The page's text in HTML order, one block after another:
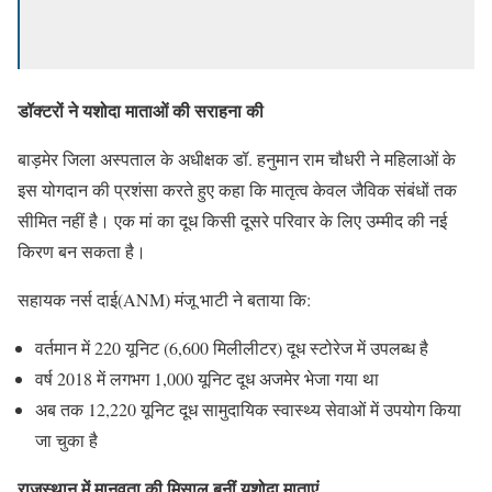
डॉक्टरों ने यशोदा माताओं की सराहना की
बाड़मेर जिला अस्पताल के अधीक्षक डॉ. हनुमान राम चौधरी ने महिलाओं के
इस योगदान की प्रशंसा करते हुए कहा कि मातृत्व केवल जैविक संबंधों तक
सीमित नहीं है। एक मां का दूध किसी दूसरे परिवार के लिए उम्मीद की नई
किरण बन सकता है।
सहायक नर्स दाई(ANM) मंजू भाटी ने बताया कि:
वर्तमान में 220 यूनिट (6,600 मिलीलीटर) दूध स्टोरेज में उपलब्ध है
वर्ष 2018 में लगभग 1,000 यूनिट दूध अजमेर भेजा गया था
अब तक 12,220 यूनिट दूध सामुदायिक स्वास्थ्य सेवाओं में उपयोग किया
जा चुका है